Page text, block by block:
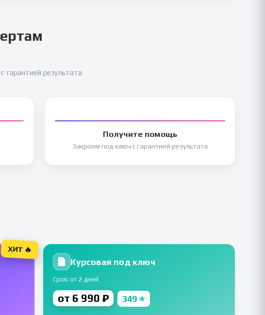
гарантией результата
Получите помощь
Закроем под ключ с гарантией результата
ХИТ 🔥
Курсовая под ключ
Срок: от 2 дней
от 6 990 ₽ 349 ⭐